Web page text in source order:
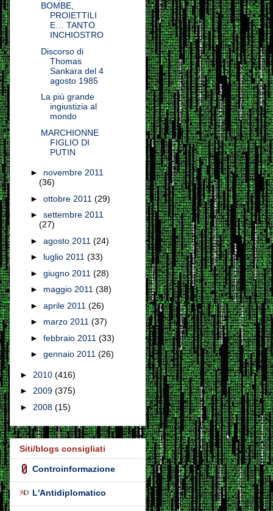
BOMBE,
PROIETTILI
E… TANTO
INCHIOSTRO
Discorso di
Thomas
Sankara del 4
agosto 1985
La più grande
ingiustizia al
mondo
MARCHIONNE
FIGLIO DI
PUTIN
► novembre 2011
(36)
► ottobre 2011 (29)
► settembre 2011
(27)
► agosto 2011 (24)
► luglio 2011 (33)
► giugno 2011 (28)
► maggio 2011 (38)
► aprile 2011 (26)
► marzo 2011 (37)
► febbraio 2011 (33)
► gennaio 2011 (26)
► 2010 (416)
► 2009 (375)
► 2008 (15)
Siti/blogs consigliati
Controinformazione
L'Antidiplomatico